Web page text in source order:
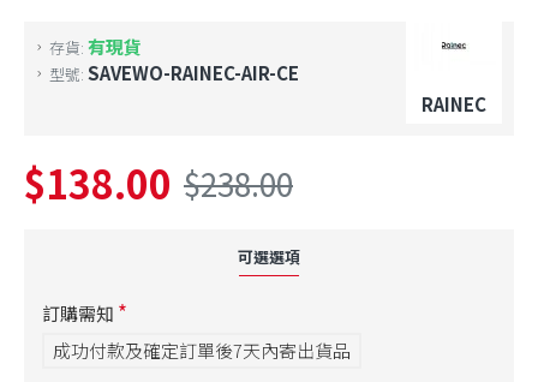
存貨: 有現貨
型號: SAVEWO-RAINEC-AIR-CE
RAINEC
$138.00 $238.00
可選選項
訂購需知
成功付款及確定訂單後7天內寄出貨品